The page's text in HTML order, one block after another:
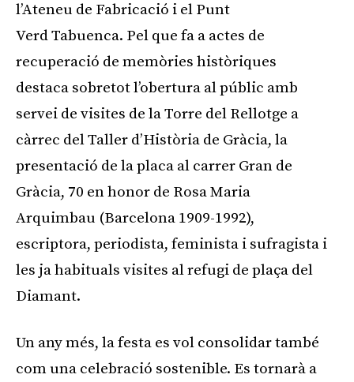
l’Ateneu de Fabricació i el Punt
Verd Tabuenca. Pel que fa a actes de
recuperació de memòries històriques
destaca sobretot l’obertura al públic amb
servei de visites de la Torre del Rellotge a
càrrec del Taller d’Història de Gràcia, la
presentació de la placa al carrer Gran de
Gràcia, 70 en honor de Rosa Maria
Arquimbau (Barcelona 1909-1992),
escriptora, periodista, feminista i sufragista i
les ja habituals visites al refugi de plaça del
Diamant.
Un any més, la festa es vol consolidar també
com una celebració sostenible. Es tornarà a